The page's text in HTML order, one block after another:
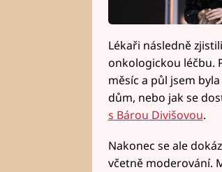
Lékaři následně
onkologickou léčbu.
měsíc a půl jsem
dům, nebo jak se
s Bárou Divišovou.
Nakonec se ale
včetně moderování.